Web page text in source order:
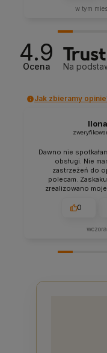
w tym
4.9
Ocena Na
Jak zbieramy
Ilona
Dawno nie
obsługi. Nie
zastrzeżeń do
polecam.
zrealizowano
zapakowane,
0